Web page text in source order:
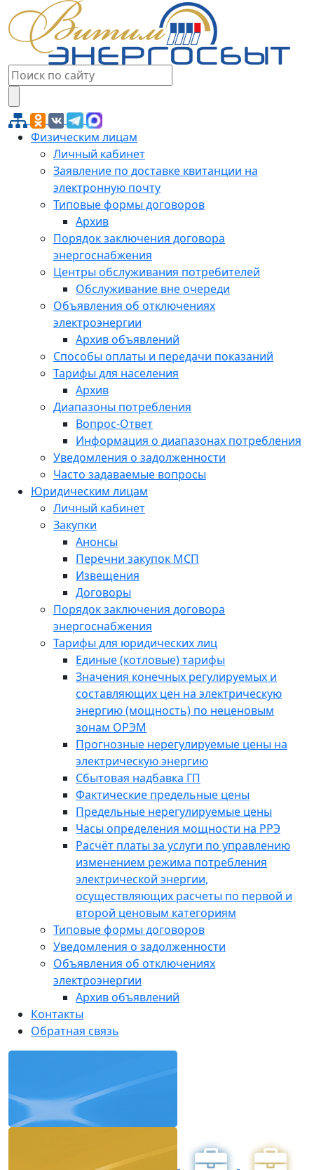
Физическим лицам
Личный кабинет
Заявление по доставке квитанции на
электронную почту
Типовые формы договоров
Архив
Порядок заключения договора
энергоснабжения
Центры обслуживания потребителей
Обслуживание вне очереди
Объявления об отключениях
электроэнергии
Архив объявлений
Способы оплаты и передачи показаний
Тарифы для населения
Архив
Диапазоны потребления
Вопрос-Ответ
Информация о диапазонах потребления
Уведомления о задолженности
Часто задаваемые вопросы
Юридическим лицам
Личный кабинет
Закупки
Анонсы
Перечни закупок МСП
Извещения
Договоры
Порядок заключения договора
энергоснабжения
Тарифы для юридических лиц
Единые (котловые) тарифы
Значения конечных регулируемых и
составляющих цен на электрическую
энергию (мощность) по неценовым
зонам ОРЭМ
Прогнозные нерегулируемые цены на
электрическую энергию
Сбытовая надбавка ГП
Фактические предельные цены
Предельные нерегулируемые цены
Часы определения мощности на РРЭ
Расчёт платы за услуги по управлению
изменением режима потребления
электрической энергии,
осуществляющих расчеты по первой и
второй ценовым категориям
Типовые формы договоров
Уведомления о задолженности
Объявления об отключениях
электроэнергии
Архив объявлений
Контакты
Обратная связь